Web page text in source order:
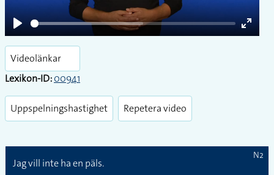
Play
Enter
Videolänkar
Lexikon-ID:00941
Uppspelningshastighet Repetera video
Jag vill inte ha en päls.
N2